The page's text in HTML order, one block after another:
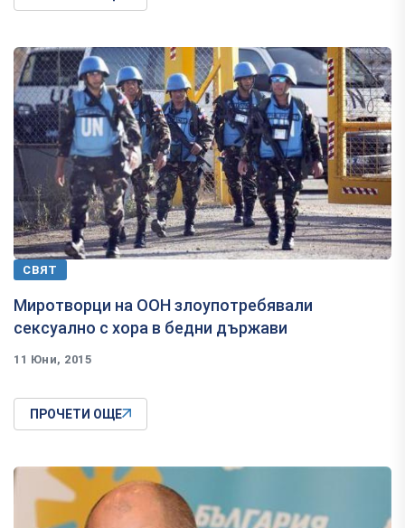
СВЯТ
Миротворци на ООН злоупотребявали
сексуално с хора в бедни държави
11 Юни, 2015
ПРОЧЕТИ ОЩЕ